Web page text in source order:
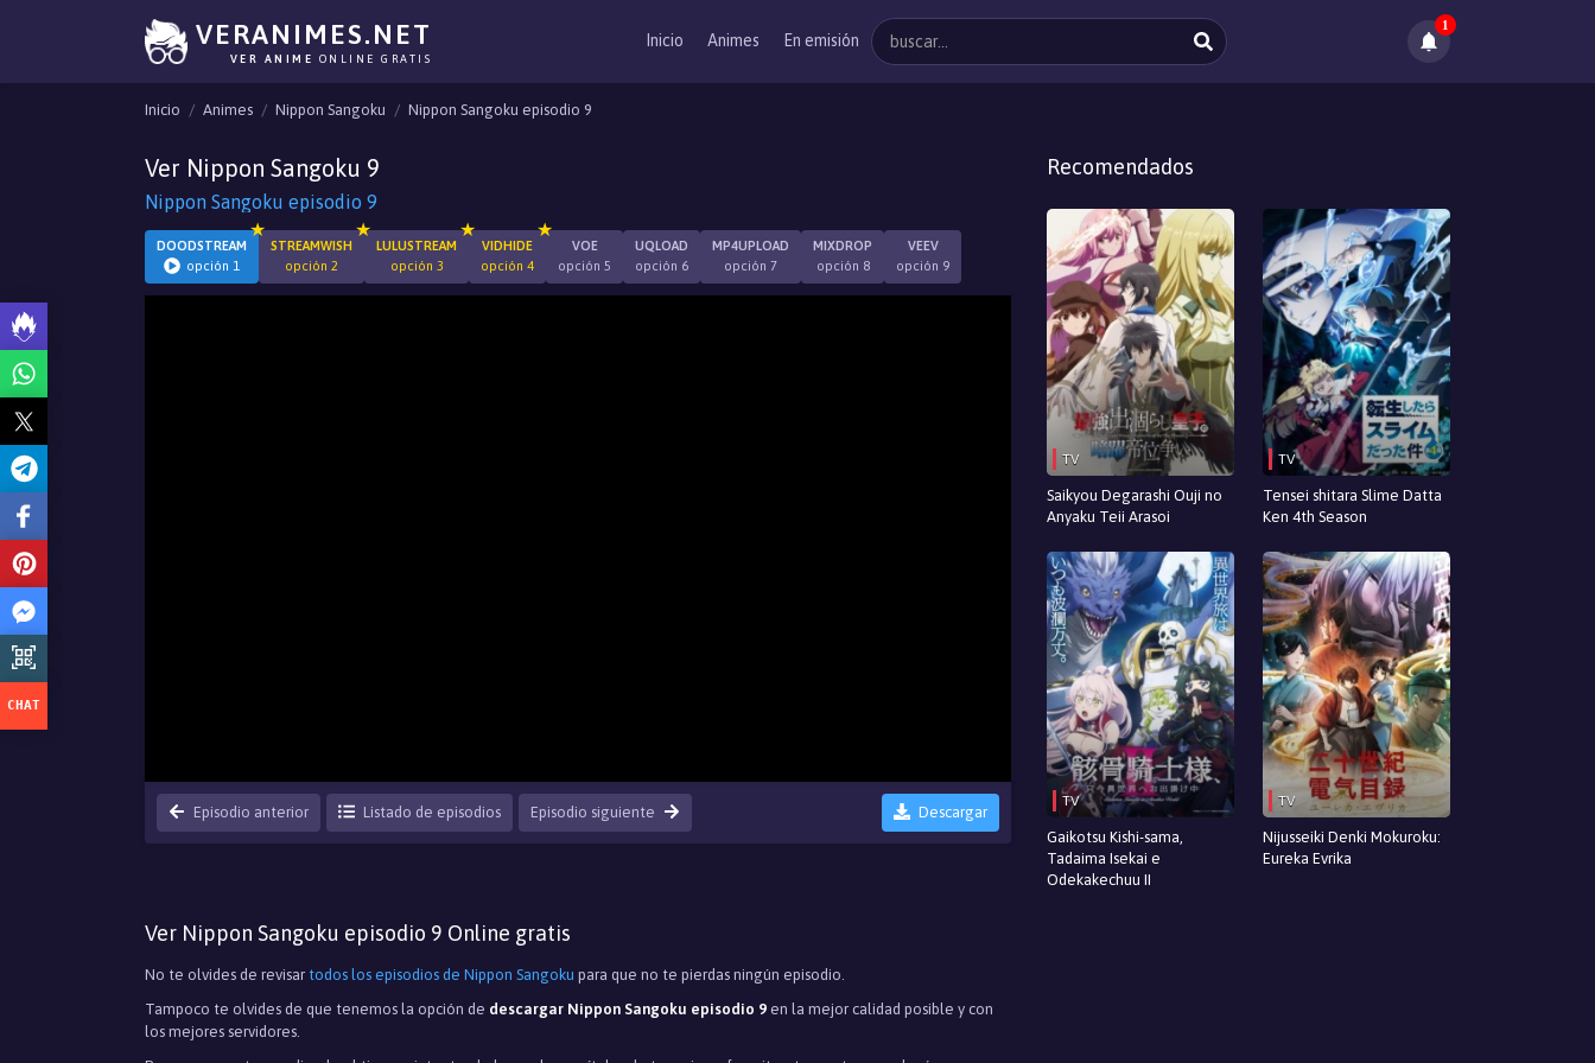
VERANIMES.NET
VER ANIME ONLINE GRATIS
Inicio Animes En emisión
1
Inicio Animes Nippon Sangoku Nippon Sangoku episodio 9
Ver Nippon Sangoku 9
Nippon Sangoku episodio 9
DOODSTREAM
opción 1
STREAMWISH
opción 2
LULUSTREAM
opción 3
VIDHIDE
opción 4
VOE
opción 5
UQLOAD
opción 6
MP4UPLOAD
opción 7
MIXDROP
opción 8
VEEV
opción 9
Episodio anterior Listado de episodios Episodio siguiente Descargar
Recomendados
TV
Saikyou Degarashi Ouji no
Anyaku Teii Arasoi
TV
Tensei shitara Slime Datta
Ken 4th Season
TV
Gaikotsu Kishi-sama,
Tadaima Isekai e
Odekakechuu II
TV
Nijusseiki Denki Mokuroku:
Eureka Evrika
Ver Nippon Sangoku episodio 9 Online gratis
No te olvides de revisar todos los episodios de Nippon Sangoku para que no te pierdas ningún episodio.
Tampoco te olvides de que tenemos la opción de descargar Nippon Sangoku episodio 9 en la mejor calidad posible y con
los mejores servidores.